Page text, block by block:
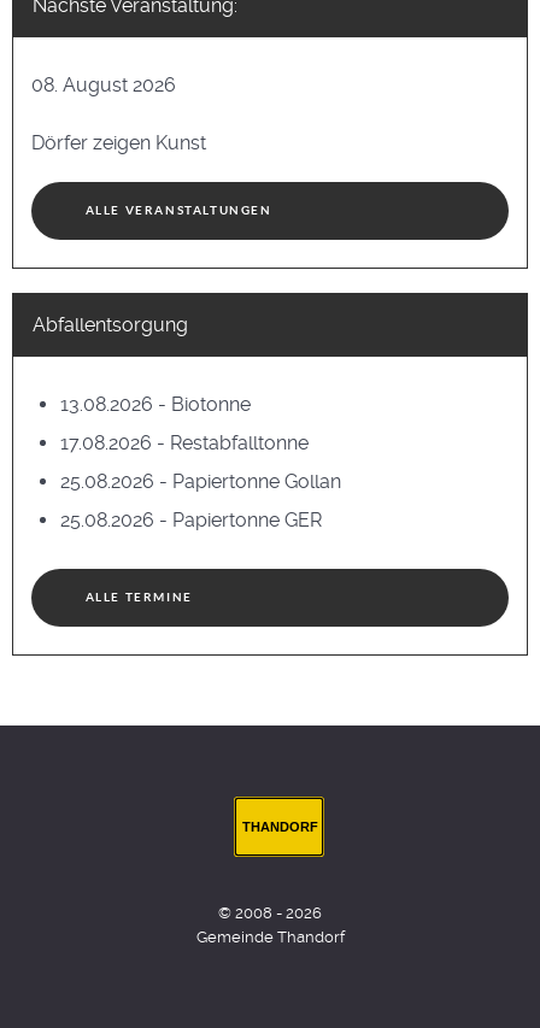
Nächste Veranstaltung:
08. August 2026
Dörfer zeigen Kunst
ALLE VERANSTALTUNGEN
Abfallentsorgung
13.08.2026 - Biotonne
17.08.2026 - Restabfalltonne
25.08.2026 - Papiertonne Gollan
25.08.2026 - Papiertonne GER
ALLE TERMINE
THANDORF
© 2008 - 2026
Gemeinde Thandorf